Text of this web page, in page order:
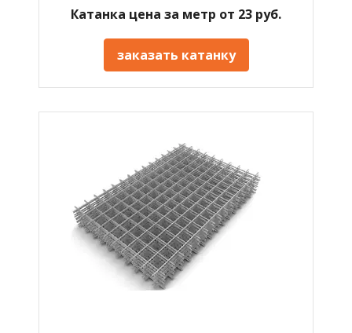
Катанка цена за метр от 23 руб.
заказать катанку